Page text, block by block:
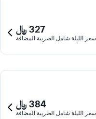
327 ﷼
سعر الليلة شامل الصريبة المضافة
384 ﷼
سعر الليلة شامل الصريبة المضافة